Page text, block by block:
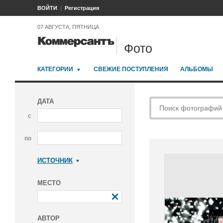
ВОЙТИ Регистрация
07 АВГУСТА, ПЯТНИЦА
Фото
КАТЕГОРИИ СВЕЖИЕ ПОСТУПЛЕНИЯ АЛЬБОМЫ
ДАТА
с
по
ИСТОЧНИК
МЕСТО
АВТОР